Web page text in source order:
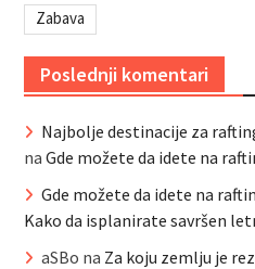
Zabava
Poslednji komentari
Najbolje destinacije za
na Gde možete da idete na
Gde možete da idete na
Kako da isplanirate savršen
aSBo na Za koju zemlju je